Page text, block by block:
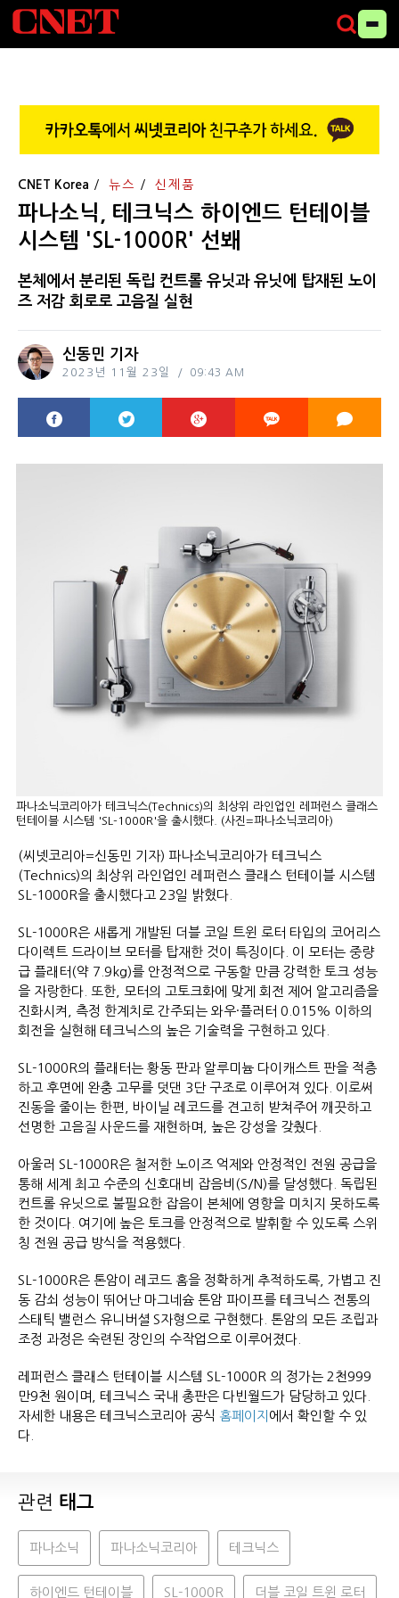
CNET Korea 뉴스 신제품
파나소닉, 테크닉스 하이엔드 턴테이블
시스템 'SL-1000R' 선봬
본체에서 분리된 독립 컨트롤 유닛과 유닛에 탑재된 노이
즈 저감 회로로 고음질 실현
신동민 기자
2023년 11월 23일 09:43 AM
파나소닉코리아가 테크닉스(Technics)의 최상위 라인업인 레퍼런스 클래스
턴테이블 시스템 'SL-1000R'을 출시했다. (사진=파나소닉코리아)
(씨넷코리아=신동민 기자) 파나소닉코리아가 테크닉스
(Technics)의 최상위 라인업인 레퍼런스 클래스 턴테이블 시스템
SL-1000R을 출시했다고 23일 밝혔다.
SL-1000R은 새롭게 개발된 더블 코일 트윈 로터 타입의 코어리스
다이렉트 드라이브 모터를 탑재한 것이 특징이다. 이 모터는 중량
급 플래터(약 7.9kg)를 안정적으로 구동할 만큼 강력한 토크 성능
을 자랑한다. 또한, 모터의 고토크화에 맞게 회전 제어 알고리즘을
진화시켜, 측정 한계치로 간주되는 와우·플러터 0.015% 이하의
회전을 실현해 테크닉스의 높은 기술력을 구현하고 있다.
SL-1000R의 플래터는 황동 판과 알루미늄 다이캐스트 판을 적층
하고 후면에 완충 고무를 덧댄 3단 구조로 이루어져 있다. 이로써
진동을 줄이는 한편, 바이닐 레코드를 견고히 받쳐주어 깨끗하고
선명한 고음질 사운드를 재현하며, 높은 강성을 갖췄다.
아울러 SL-1000R은 철저한 노이즈 억제와 안정적인 전원 공급을
통해 세계 최고 수준의 신호대비 잡음비(S/N)를 달성했다. 독립된
컨트롤 유닛으로 불필요한 잡음이 본체에 영향을 미치지 못하도록
한 것이다. 여기에 높은 토크를 안정적으로 발휘할 수 있도록 스위
칭 전원 공급 방식을 적용했다.
SL-1000R은 톤암이 레코드 홈을 정확하게 추적하도록, 가볍고 진
동 감쇠 성능이 뛰어난 마그네슘 톤암 파이프를 테크닉스 전통의
스태틱 밸런스 유니버셜 S자형으로 구현했다. 톤암의 모든 조립과
조정 과정은 숙련된 장인의 수작업으로 이루어졌다.
레퍼런스 클래스 턴테이블 시스템 SL-1000R 의 정가는 2천999
만9천 원이며, 테크닉스 국내 총판은 다빈월드가 담당하고 있다.
자세한 내용은 테크닉스코리아 공식 홈페이지 에서 확인할 수 있
다.
관련 태그
파나소닉 파나소닉코리아 테크닉스
하이엔드 턴테이블 SL-1000R 더블 코일 트윈 로터